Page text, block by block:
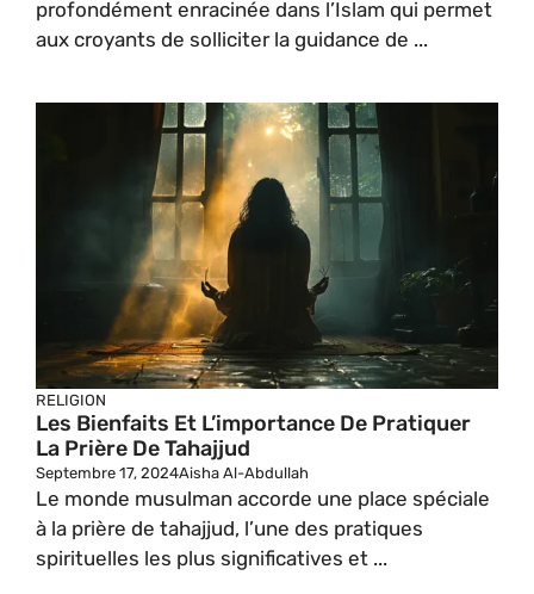
profondément enracinée dans l’Islam qui permet
aux croyants de solliciter la guidance de ...
RELIGION
Les Bienfaits Et L’importance De Pratiquer
La Prière De Tahajjud
Septembre 17, 2024Aisha Al-Abdullah
Le monde musulman accorde une place spéciale
à la prière de tahajjud, l’une des pratiques
spirituelles les plus significatives et ...